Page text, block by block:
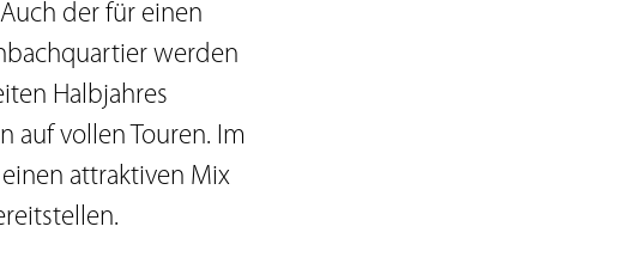
der für einen
werden
Halbjahres
auf vollen Touren. Im
attraktiven Mix